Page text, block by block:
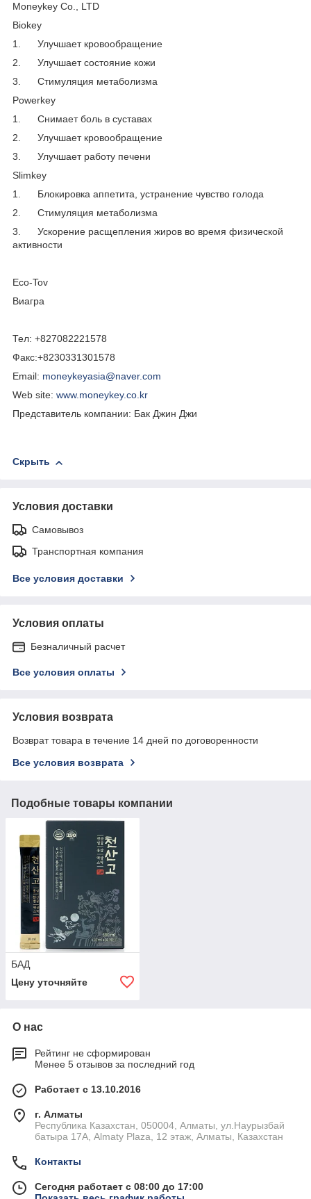
Moneykey Co., LTD
Biokey
1. Улучшает кровообращение
2. Улучшает состояние кожи
3. Стимуляция метаболизма
Powerkey
1. Снимает боль в суставах
2. Улучшает кровообращение
3. Улучшает работу печени
Slimkey
1. Блокировка аппетита, устранение чувство голода
2. Стимуляция метаболизма
3. Ускорение расщепления жиров во время физической
активности
Eco-Tov
Виагра
Тел: +827082221578
Факс:+8230331301578
Email: moneykeyasia@naver.com
Web site: www.moneykey.co.kr
Представитель компании: Бак Джин Джи
Скрыть
Условия доставки
Самовывоз
Транспортная компания
Все условия доставки
Условия оплаты
Безналичный расчет
Все условия оплаты
Условия возврата
Возврат товара в течение 14 дней по договоренности
Все условия возврата
Подобные товары компании
БАД
Цену уточняйте
О нас
Рейтинг не сформирован
Менее 5 отзывов за последний год
Работает с 13.10.2016
г. Алматы
Республика Казахстан, 050004, Алматы, ул.Наурызбай
батыра 17А, Almaty Plaza, 12 этаж, Алматы, Казахстан
Контакты
Сегодня работает с 08:00 до 17:00